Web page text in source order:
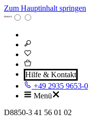
Zum Hauptinhalt springen
Hilfe & Kontakt
+49 2935 9653-0
Menü
D8850-3 41 56 01 02